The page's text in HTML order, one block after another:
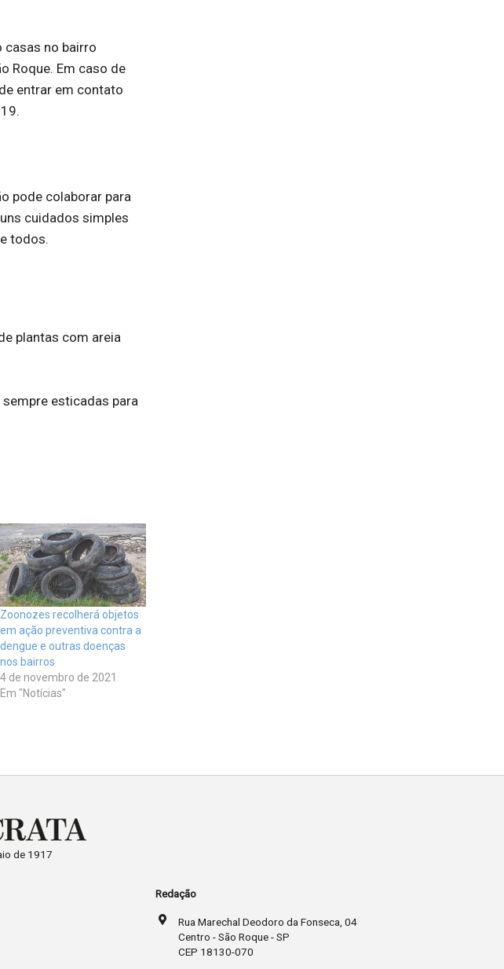
no bairro
Roque. Em caso de
entrar em contato
pode colaborar para
cuidados simples
todos.
plantas com areia
esticadas para
Zoonozes recolherá objetos
em ação preventiva contra a
dengue e outras doenças
nos bairros
4 de novembro de 2021
Em "Notícias"
de 1917
Redação
Rua Marechal Deodoro da Fonseca, 04
Centro - São Roque - SP
CEP 18130-070